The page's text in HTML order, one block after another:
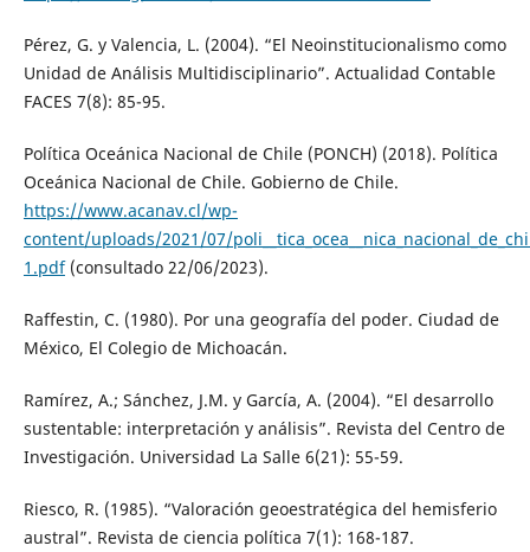
Pérez, G. y Valencia, L. (2004). “El Neoinstitucionalismo como
Unidad de Análisis Multidisciplinario”. Actualidad Contable
FACES 7(8): 85-95.
Política Oceánica Nacional de Chile (PONCH) (2018). Política
Oceánica Nacional de Chile. Gobierno de Chile.
https://www.acanav.cl/wp-
content/uploads/2021/07/
1.pdf(consultado 22/06/2023).
Raffestin, C. (1980). Por una geografía del poder. Ciudad de
México, El Colegio de Michoacán.
Ramírez, A.; Sánchez, J.M. y García, A. (2004). “El desarrollo
sustentable: interpretación y análisis”. Revista del Centro de
Investigación. Universidad La Salle 6(21): 55-59.
Riesco, R. (1985). “Valoración geoestratégica del hemisferio
austral”. Revista de ciencia política 7(1): 168-187.